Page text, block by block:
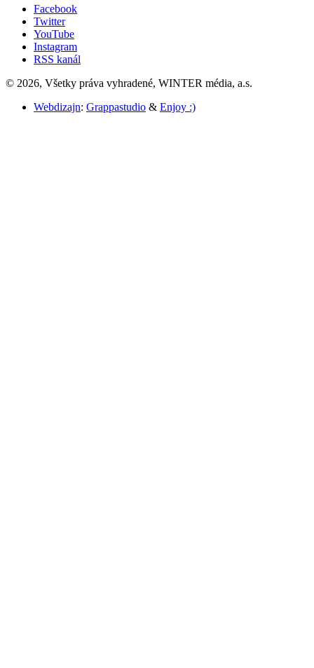
Facebook
Twitter
YouTube
Instagram
RSS kanál
© 2026, Všetky práva vyhradené, WINTER média, a.s.
Webdizajn: Grappastudio & Enjoy :)